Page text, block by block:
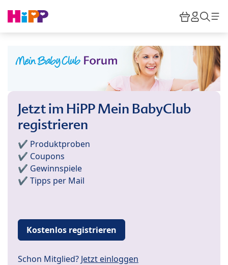
HiPP
Jetzt im HiPP Mein BabyClub
registrieren
✔️ Produktproben
✔️ Coupons
✔️ Gewinnspiele
✔️ Tipps per Mail
Kostenlos registrieren
Schon Mitglied? Jetzt einloggen